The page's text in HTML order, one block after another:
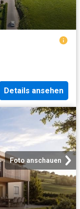
Details ansehen
Foto anschauen